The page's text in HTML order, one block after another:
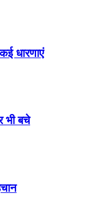
धारणाएं
भी बचे